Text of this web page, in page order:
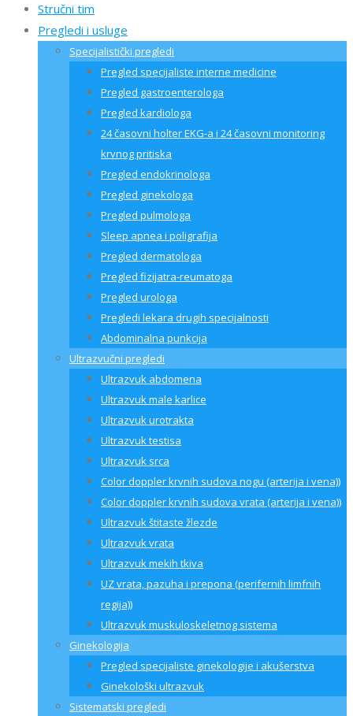
Stručni tim
Pregledi i usluge
Specijalistički pregledi
Pregled specijaliste interne medicine
Pregled gastroenterologa
Pregled kardiologa
24 časovni holter EKG-a i 24 časovni monitoring
krvnog pritiska
Pregled endokrinologa
Pregled ginekologa
Pregled pulmologa
Sleep apnea i poligrafija
Pregled dermatologa
Pregled fizijatra-reumatoga
Pregled urologa
Pregledi lekara drugih specijalnosti
Abdominalna punkcija
Ultrazvučni pregledi
Ultrazvuk abdomena
Ultrazvuk male karlice
Ultrazvuk urotrakta
Ultrazvuk testisa
Ultrazvuk srca
Color doppler krvnih sudova nogu (arterija i vena))
Color doppler krvnih sudova vrata (arterija i vena))
Ultrazvuk štitaste žlezde
Ultrazvuk vrata
Ultrazvuk mekih tkiva
UZ vrata, pazuha i prepona (perifernih limfnih
regija))
Ultrazvuk muskuloskeletnog sistema
Ginekologija
Pregled specijaliste ginekologije i akušerstva
Ginekološki ultrazvuk
Sistematski pregledi